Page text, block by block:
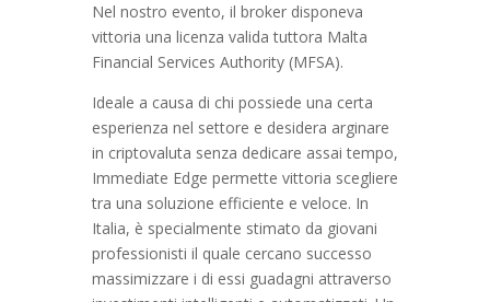
Nel nostro evento, il broker disponeva
vittoria una licenza valida tuttora Malta
Financial Services Authority (MFSA).
Ideale a causa di chi possiede una certa
esperienza nel settore e desidera arginare
in criptovaluta senza dedicare assai tempo,
Immediate Edge permette vittoria scegliere
tra una soluzione efficiente e veloce. In
Italia, è specialmente stimato da giovani
professionisti il quale cercano successo
massimizzare i di essi guadagni attraverso